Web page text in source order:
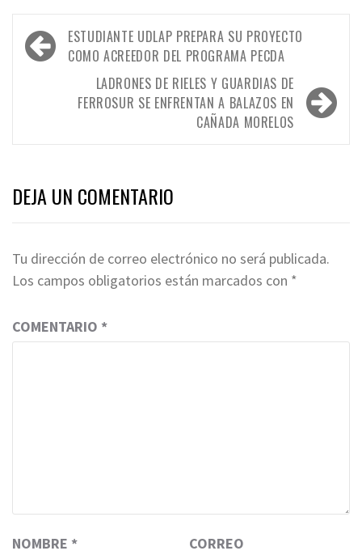
Navegación
de
entradas
ESTUDIANTE UDLAP PREPARA SU PROYECTO
COMO ACREEDOR DEL PROGRAMA PECDA
LADRONES DE RIELES Y GUARDIAS DE
FERROSUR SE ENFRENTAN A BALAZOS EN
CAÑADA MORELOS
DEJA UN COMENTARIO
Tu dirección de correo electrónico no será publicada.
Los campos obligatorios están marcados con *
COMENTARIO *
NOMBRE *
CORREO